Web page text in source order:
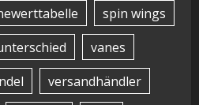
spin wings
vanes
versandhändler